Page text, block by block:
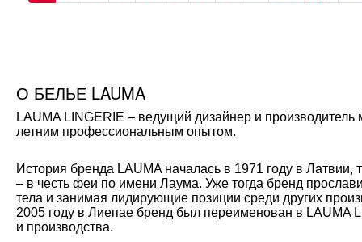
О БЕЛЬЕ LAUMA
LAUMA LINGERIE – ведущий дизайнер и
летним профессиональным опытом.
История бренда LAUMA началась в 1971 году в
– в честь феи по имени Лаума. Уже тогда бренд
тела и занимая лидирующие позиции среди других
2005 году в Лиепае бренд был переименован в LAUMA
и производства.